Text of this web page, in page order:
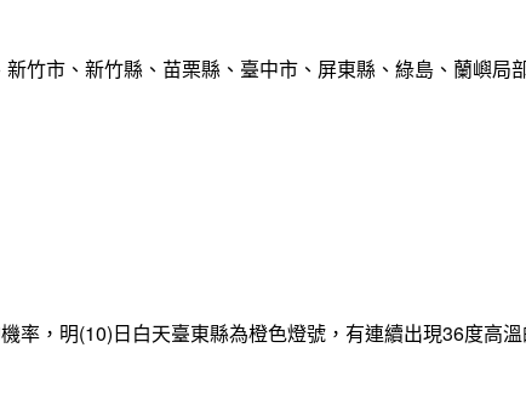
竹市、新竹縣、苗栗縣、臺中市、屏東縣、綠島、蘭嶼局
率，明(10)日白天臺東縣為橙色燈號，有連續出現36度高